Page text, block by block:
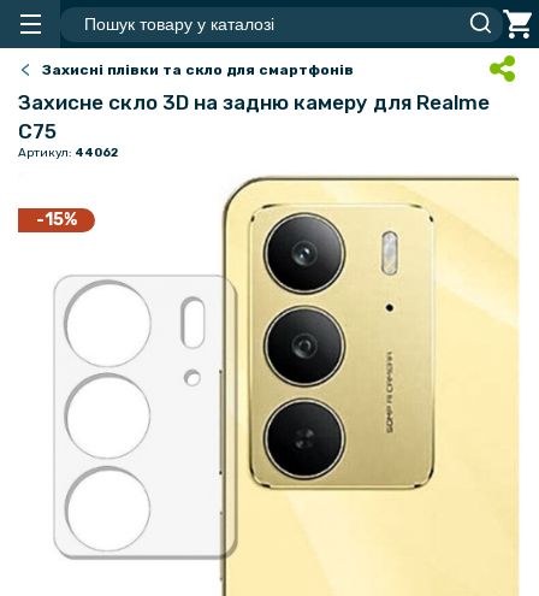
Захисні плівки та скло для смартфонів
Захисне скло 3D на задню камеру для Realme
C75
Артикул: 44062
-15%